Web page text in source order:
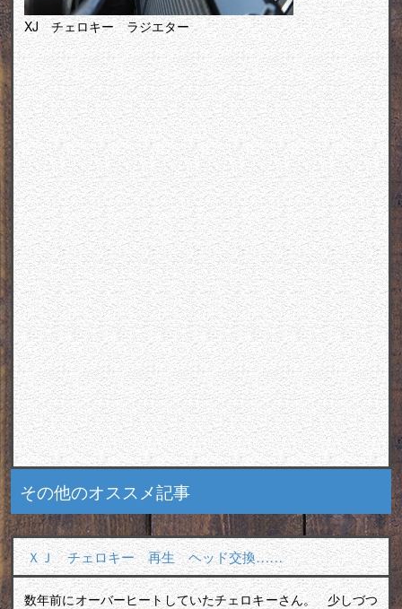
XJ チェロキー ラジエター
その他のオススメ記事
ＸＪ チェロキー 再生 ヘッド交換……
数年前にオーバーヒートしていたチェロキーさん。 少しづつ